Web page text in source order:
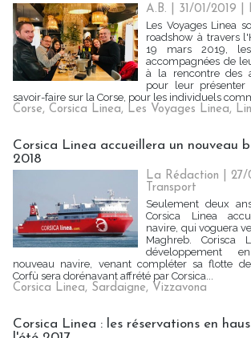
A.B. | 31/01/2019
Les Voyages Linea
roadshow à travers
19 mars 2019,
accompagnées de
à la rencontre des
pour leur
savoir-faire sur la Corse, pour les individuels
Corse, Corsica Linea, Les Voyages Linea,
Corsica Linea accueillera un nouveau
2018
La Rédaction | 27/
Transport
Seulement deux
Corsica Linea
navire, qui voguera
Maghreb. Corisca
développement
nouveau navire, venant compléter sa flotte
Corfù sera dorénavant affrété par Corsica...
Corsica Linea, Sardaigne, Vizzavona
Corsica Linea : les réservations en